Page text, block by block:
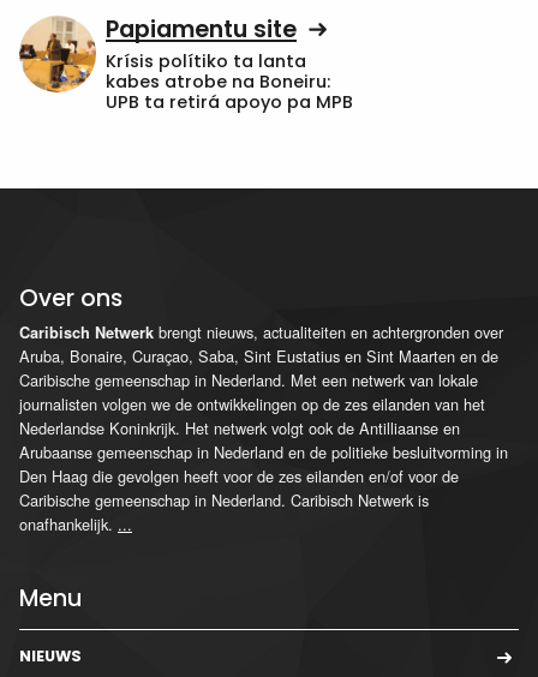
Papiamentu site
Krísis polítiko ta lanta
kabes atrobe na Boneiru:
UPB ta retirá apoyo pa MPB
Over ons
Caribisch Netwerk brengt nieuws, actualiteiten en achtergronden over
Aruba, Bonaire, Curaçao, Saba, Sint Eustatius en Sint Maarten en de
Caribische gemeenschap in Nederland. Met een netwerk van lokale
journalisten volgen we de ontwikkelingen op de zes eilanden van het
Nederlandse Koninkrijk. Het netwerk volgt ook de Antilliaanse en
Arubaanse gemeenschap in Nederland en de politieke besluitvorming in
Den Haag die gevolgen heeft voor de zes eilanden en/of voor de
Caribische gemeenschap in Nederland. Caribisch Netwerk is
onafhankelijk. ...
Menu
NIEUWS